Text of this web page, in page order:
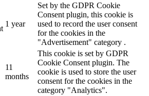
1 year
Set by the GDPR Cookie
Consent plugin, this cookie is
used to record the user consent
for the cookies in the
"Advertisement" category .
11
months
This cookie is set by GDPR
Cookie Consent plugin. The
cookie is used to store the user
consent for the cookies in the
category "Analytics".